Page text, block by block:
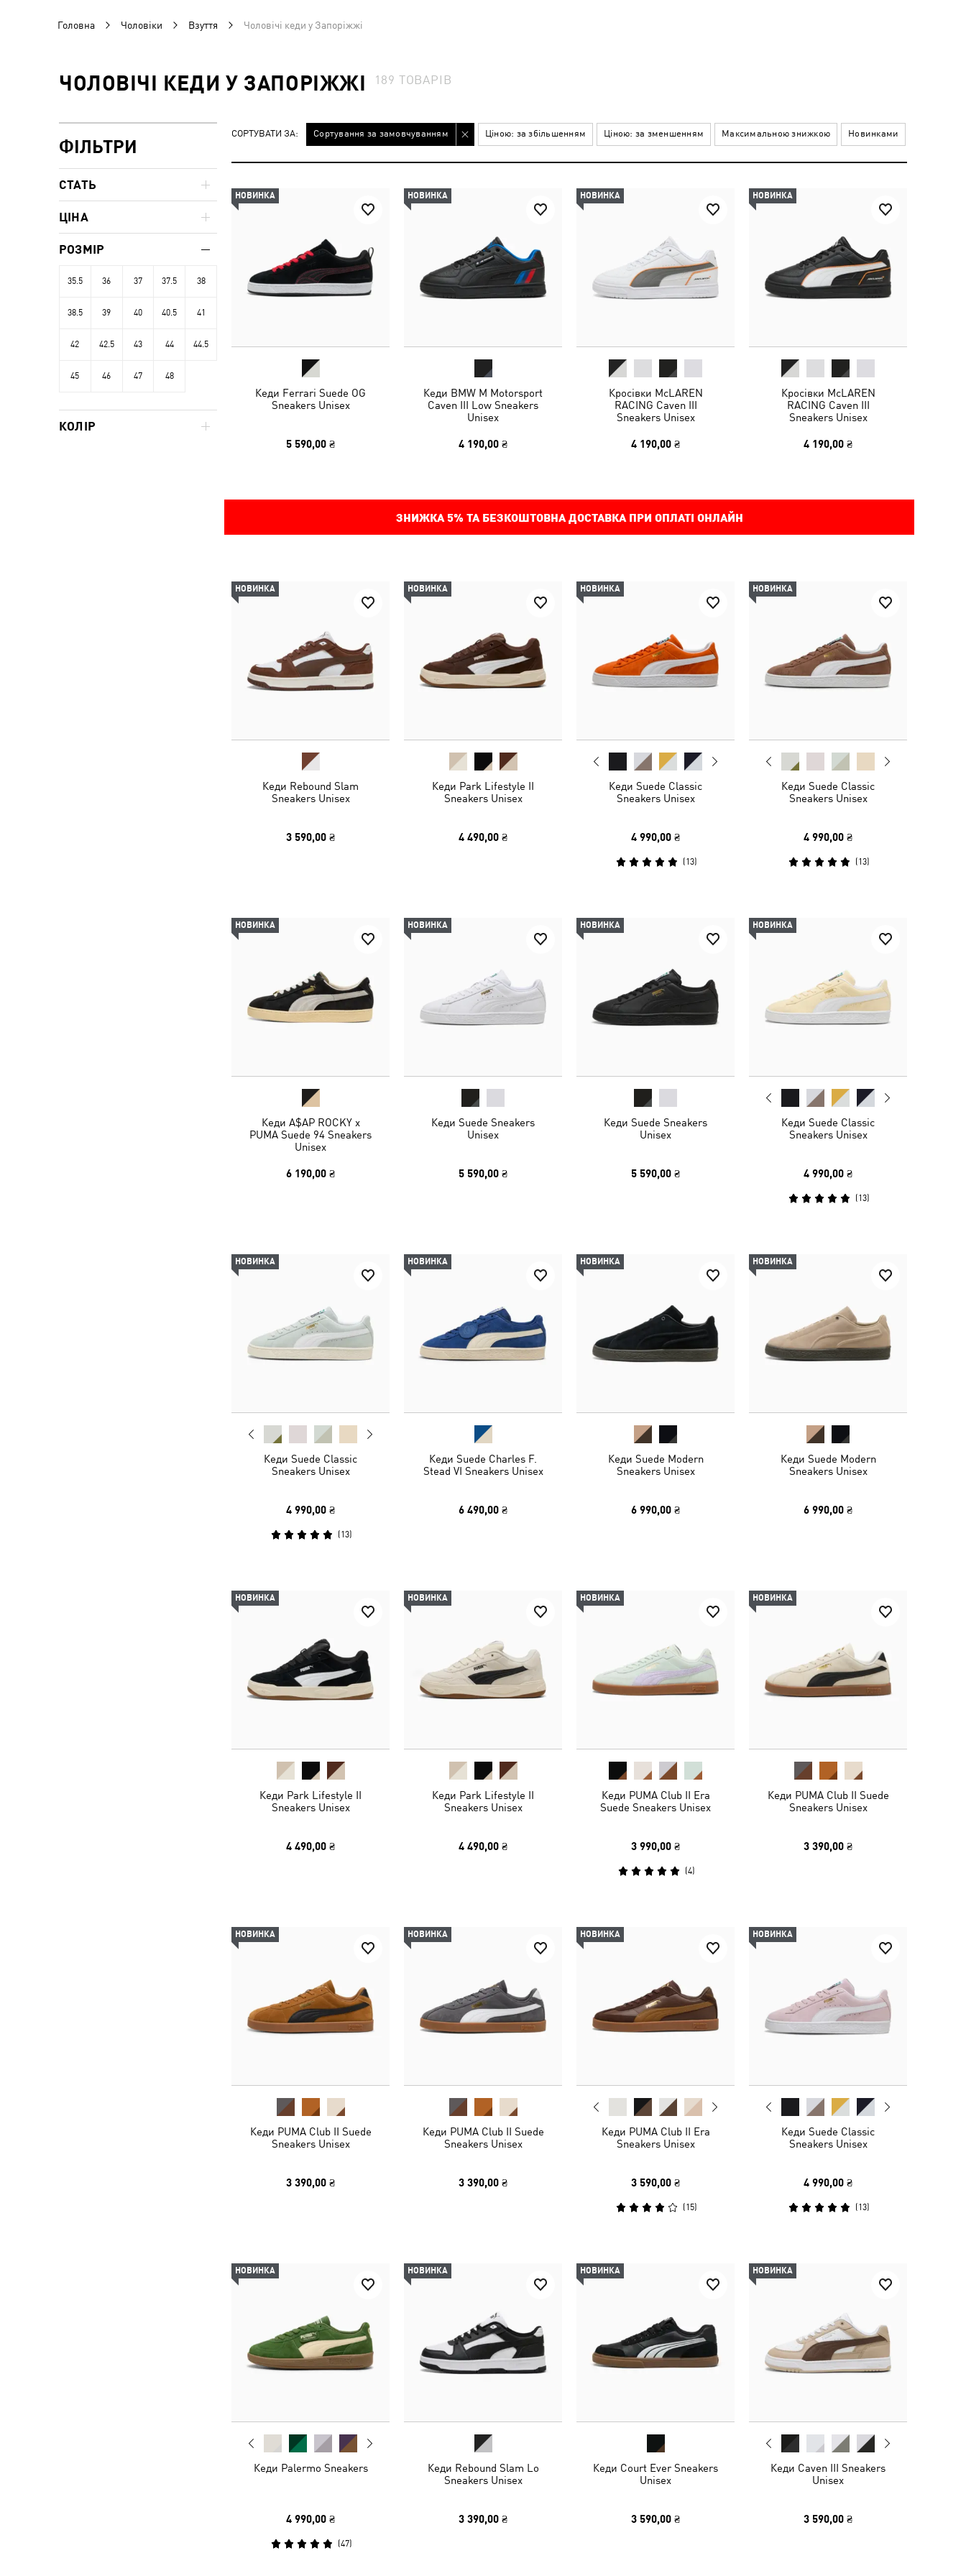
Головна Чоловіки Взуття Чоловічі кеди у Запоріжжі
ЧОЛОВІЧІ КЕДИ У ЗАПОРІЖЖІ 189 ТОВАРІВ
СОРТУВАТИ ЗА: Сортування за замовчуванням Ціною: за збільшенням Ціною: за зменшенням Максимальною знижкою Новинками
НОВИНКА
Кеди Ferrari Suede OG
Sneakers Unisex
5 590,00 ₴
НОВИНКА
Кеди BMW M Motorsport
Caven III Low Sneakers
Unisex
4 190,00 ₴
НОВИНКА
Кросівки McLAREN
RACING Caven III
Sneakers Unisex
4 190,00 ₴
НОВИНКА
Кросівки McLAREN
RACING Caven III
Sneakers Unisex
4 190,00 ₴
ЗНИЖКА 5% ТА БЕЗКОШТОВНА ДОСТАВКА ПРИ ОПЛАТІ ОНЛАЙН
НОВИНКА
Кеди Rebound Slam
Sneakers Unisex
3 590,00 ₴
НОВИНКА
Кеди Park Lifestyle II
Sneakers Unisex
4 490,00 ₴
НОВИНКА
Кеди Suede Classic
Sneakers Unisex
4 990,00 ₴
(13)
НОВИНКА
Кеди Suede Classic
Sneakers Unisex
4 990,00 ₴
(13)
НОВИНКА
Кеди A$AP ROCKY x
PUMA Suede 94 Sneakers
Unisex
6 190,00 ₴
НОВИНКА
Кеди Suede Sneakers
Unisex
5 590,00 ₴
НОВИНКА
Кеди Suede Sneakers
Unisex
5 590,00 ₴
НОВИНКА
Кеди Suede Classic
Sneakers Unisex
4 990,00 ₴
(13)
НОВИНКА
Кеди Suede Classic
Sneakers Unisex
4 990,00 ₴
(13)
НОВИНКА
Кеди Suede Charles F.
Stead VI Sneakers Unisex
6 490,00 ₴
НОВИНКА
Кеди Suede Modern
Sneakers Unisex
6 990,00 ₴
НОВИНКА
Кеди Suede Modern
Sneakers Unisex
6 990,00 ₴
НОВИНКА
Кеди Park Lifestyle II
Sneakers Unisex
4 490,00 ₴
НОВИНКА
Кеди Park Lifestyle II
Sneakers Unisex
4 490,00 ₴
НОВИНКА
Кеди PUMA Club II Era
Suede Sneakers Unisex
3 990,00 ₴
(4)
НОВИНКА
Кеди PUMA Club II Suede
Sneakers Unisex
3 390,00 ₴
НОВИНКА
Кеди PUMA Club II Suede
Sneakers Unisex
3 390,00 ₴
НОВИНКА
Кеди PUMA Club II Suede
Sneakers Unisex
3 390,00 ₴
НОВИНКА
Кеди PUMA Club II Era
Sneakers Unisex
3 590,00 ₴
(15)
НОВИНКА
Кеди Suede Classic
Sneakers Unisex
4 990,00 ₴
(13)
НОВИНКА
Кеди Palermo Sneakers
4 990,00 ₴
(47)
НОВИНКА
Кеди Rebound Slam Lo
Sneakers Unisex
3 390,00 ₴
НОВИНКА
Кеди Court Ever Sneakers
Unisex
3 590,00 ₴
НОВИНКА
Кеди Caven III Sneakers
Unisex
3 590,00 ₴
ФІЛЬТРИ
СТАТЬ
ЦІНА
РОЗМІР
35.5 36 37 37.5 38
38.5 39 40 40.5 41
42 42.5 43 44 44.5
45 46 47 48
КОЛІР